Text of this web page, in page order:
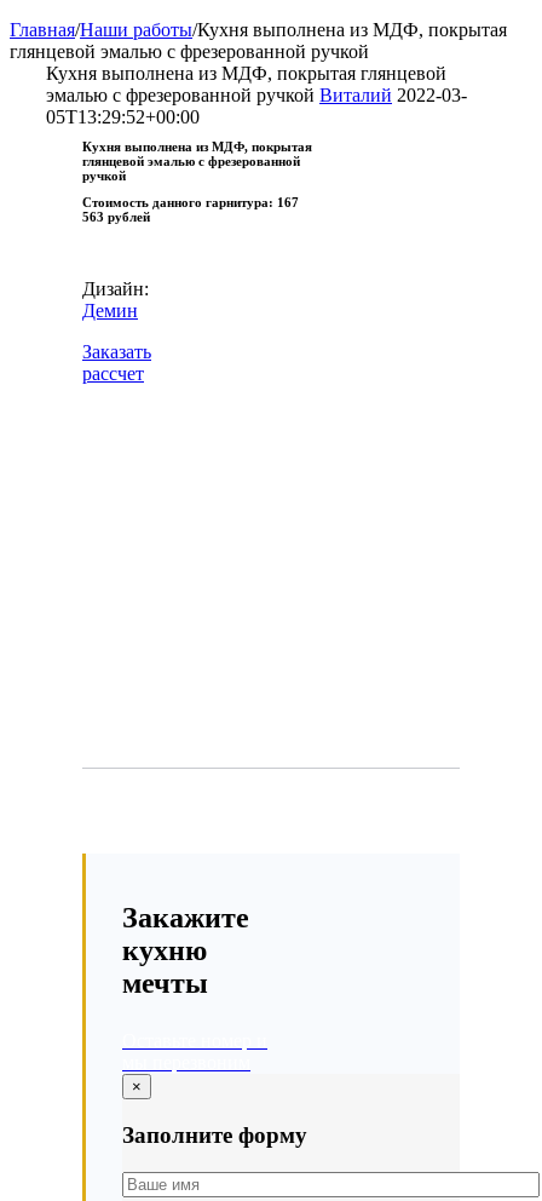
Главная/Наши работы/Кухня выполнена из МДФ, покрытая
глянцевой эмалью с фрезерованной ручкой
Кухня выполнена из МДФ, покрытая глянцевой
эмалью с фрезерованной ручкой Виталий 2022-03-
05T13:29:52+00:00
Кухня выполнена из МДФ, покрытая
глянцевой эмалью с фрезерованной
ручкой
Стоимость данного гарнитура: 167
563 рублей
Дизайн:
Демин
Заказать
рассчет
Закажите
кухню
мечты
×
Заполните форму